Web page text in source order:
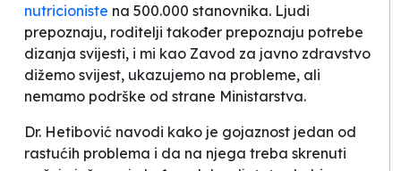
nutricioniste na 500.000 stanovnika. Ljudi
prepoznaju, roditelji također prepoznaju potrebe
dizanja svijesti, i mi kao Zavod za javno zdravstvo
dižemo svijest, ukazujemo na probleme, ali
nemamo podrške od strane Ministarstva.
Dr. Hetibović navodi kako je gojaznost jedan od
rastućih problema i da na njega treba skrenuti